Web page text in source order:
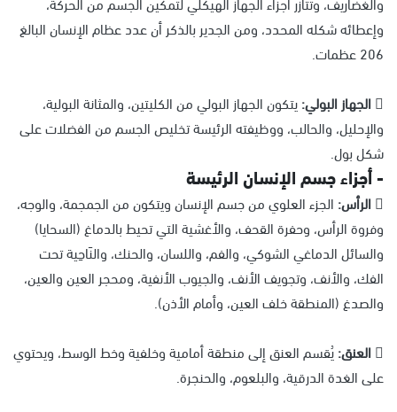
وإعطائه شكله المحدد، ومن الجدير بالذكر أن عدد عظام الإنسان البالغ
206 عظمات.
 الجهاز البولي:
يتكون الجهاز البولي من الكليتين، والمثانة البولية،
والإحليل، والحالب، ووظيفته الرئيسة تخليص الجسم من الفضلات على
شكل بول.
- أجزاء جسم الإنسان الرئيسة
 الرأس:
الجزء العلوي من جسم الإنسان ويتكون من الجمجمة، والوجه،
وفروة الرأس، وحفرة القحف، والأغشية التي تحيط بالدماغ (السحايا)
والسائل الدماغي الشوكي، والفم، واللسان، والحنك، والنَاحِية تحت
الفك، والأنف، وتجويف الأنف، والجيوب الأنفية، ومحجر العين والعين،
والصدغ (المنطقة خلف العين، وأمام الأذن).
 العنق:
يُقسم العنق إلى منطقة أمامية وخلفية وخط الوسط، ويحتوي
على الغدة الدرقية، والبلعوم، والحنجرة.